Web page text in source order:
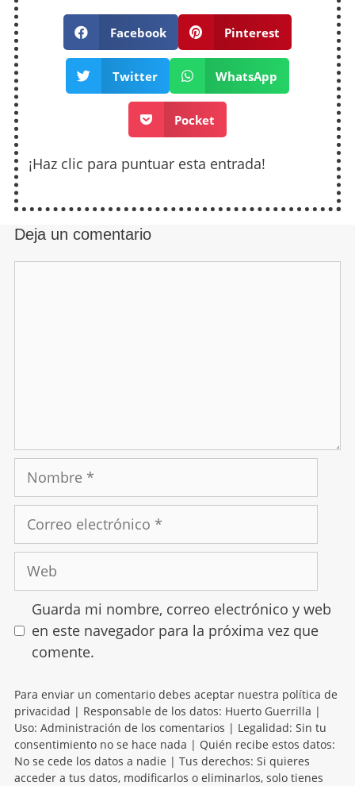
Facebook Pinterest
Twitter WhatsApp
Pocket
¡Haz clic para puntuar esta entrada!
Deja un comentario
Guarda mi nombre, correo electrónico y web
en este navegador para la próxima vez que
comente.
Para enviar un comentario debes aceptar nuestra política de
privacidad | Responsable de los datos: Huerto Guerrilla |
Uso: Administración de los comentarios | Legalidad: Sin tu
consentimiento no se hace nada | Quién recibe estos datos:
No se cede los datos a nadie | Tus derechos: Si quieres
acceder a tus datos, modificarlos o eliminarlos, solo tienes